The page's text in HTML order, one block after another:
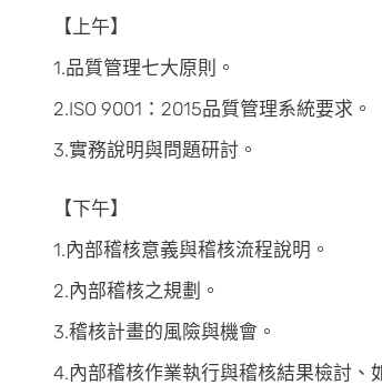
【上午】
1.品質管理七大原則。
2.ISO 9001：2015品質管理系統要求。
3.實務說明與問題研討。
【下午】
1.內部稽核意義與稽核流程說明。
2.內部稽核之規劃。
3.稽核計畫的風險與機會。
4.內部稽核作業執行與稽核結果檢討、